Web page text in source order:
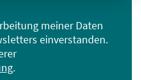
meiner Daten
einverstanden.
.